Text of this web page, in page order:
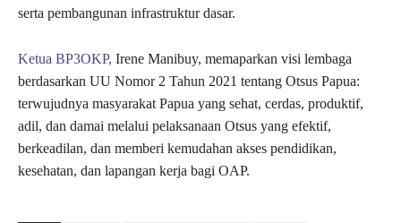
serta pembangunan infrastruktur dasar.
Ketua BP3OKP, Irene Manibuy, memaparkan visi lembaga
berdasarkan UU Nomor 2 Tahun 2021 tentang Otsus Papua:
terwujudnya masyarakat Papua yang sehat, cerdas, produktif,
adil, dan damai melalui pelaksanaan Otsus yang efektif,
berkeadilan, dan memberi kemudahan akses pendidikan,
kesehatan, dan lapangan kerja bagi OAP.